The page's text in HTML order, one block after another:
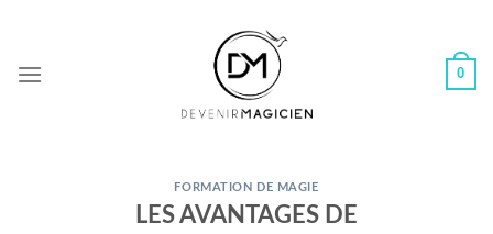
content
0
FORMATION DE MAGIE
LES AVANTAGES DE